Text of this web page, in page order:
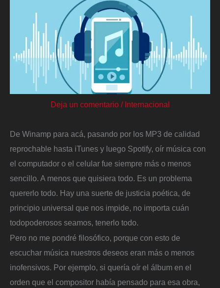
Deja un comentario / Internacional
De Winamp para acá, pasando por los MP3 de calidad
reprochable hasta iTunes y luego Spotify, oír música con
el computador o el celular fue siempre más o menos
sencillo. A menos que quisiera todo. Es un problema
quererlo todo. Hay una suerte de justicia poética, de
principio universal que nos impide, no importa cuán
todopoderosos seamos, tenerlo todo.
Pero no me pondré filosófico, porque con esto de
escuchar música nuestros deseos eran más o menos
inofensivos. Por ejemplo, si quería oír el álbum en el
orden que el compositor había pensado para esa obra,